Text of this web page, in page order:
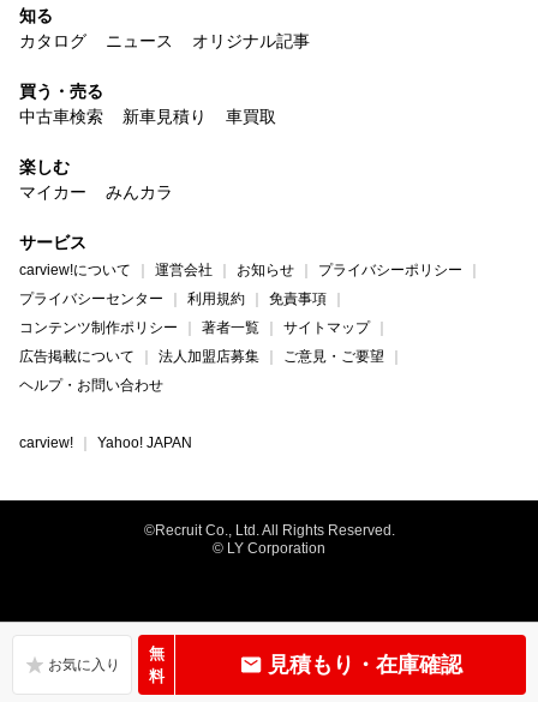
無
料
見積もり・在庫確認
知る
カタログ
ニュース オリジナル記事
買う・売る
中古車検索
新車見積り 車買取
楽しむ
マイカー
みんカラ
サービス
carview!について 運営会社 お知らせ
プライバシーポリシー
プライバシーセンター
利用規約
免責事項
コンテンツ制作ポリシー
著者一覧
サイトマップ
広告掲載について
法人加盟店募集
ご意見・ご要望
ヘルプ・お問い合わせ
carview! Yahoo! JAPAN
©Recruit Co., Ltd. All Rights Reserved.
© LY Corporation